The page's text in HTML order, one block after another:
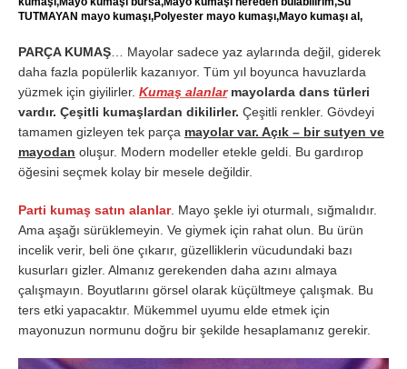
TUTMAYAN mayo kumaşı,Polyester mayo kumaşı,Mayo kumaşı al,
PARÇA KUMAŞ… Mayolar sadece yaz aylarında değil, giderek
daha fazla popülerlik kazanıyor. Tüm yıl boyunca havuzlarda
yüzmek için giyilirler. Kumaş alanlar mayolarda dans türleri
vardır. Çeşitli kumaşlardan dikilirler. Çeşitli renkler. Gövdeyi
tamamen gizleyen tek parça mayolar var. Açık – bir sutyen ve
mayodan oluşur. Modern modeller etekle geldi. Bu gardırop
öğesini seçmek kolay bir mesele değildir.
Parti kumaş satın alanlar. Mayo şekle iyi oturmalı, sığmalıdır.
Ama aşağı sürüklemeyin. Ve giymek için rahat olun. Bu ürün
incelik verir, beli öne çıkarır, güzelliklerin vücudundaki bazı
kusurları gizler. Almanız gerekenden daha azını almaya
çalışmayın. Boyutlarını görsel olarak küçültmeye çalışmak. Bu
ters etki yapacaktır. Mükemmel uyumu elde etmek için
mayonuzun normunu doğru bir şekilde hesaplamanız gerekir.